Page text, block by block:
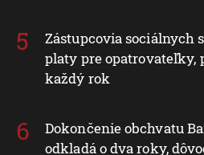
Zástupcovia sociálnych
platy pre opatrovateľky,
každý rok
Dokončenie obchvatu
odkladá o dva roky,